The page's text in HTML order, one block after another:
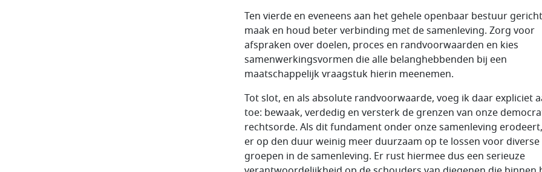
Ten vierde en eveneens aan het gehele openbaar bestuur
maak en houd beter verbinding met de samenleving. Zorg voor
afspraken over doelen, proces en randvoorwaarden en kies
samenwerkingsvormen die alle belanghebbenden bij een
maatschappelijk vraagstuk hierin meenemen.
Tot slot, en als absolute randvoorwaarde, voeg ik daar expliciet
toe: bewaak, verdedig en versterk de grenzen van onze
rechtsorde. Als dit fundament onder onze samenleving
er op den duur weinig meer duurzaam op te lossen voor diverse
groepen in de samenleving. Er rust hiermee dus een serieuze